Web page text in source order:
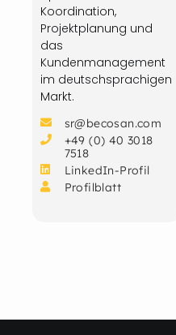
Koordination,
Projektplanung und
das
Kundenmanagement
im deutschsprachigen
Markt.
sr@becosan.com
+49 (0) 40 3018
7518
LinkedIn-Profil
Profilblatt